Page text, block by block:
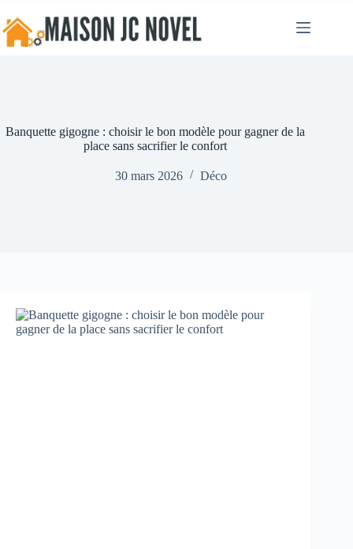
au
contenu
Banquette gigogne : choisir le bon modèle pour gagner de la
place sans sacrifier le confort
30 mars 2026 Déco